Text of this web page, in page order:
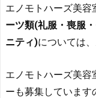
エノモトハーズ美容
ーツ類(礼服・喪服
ニティ)については
エノモトハーズ美容
ーも募集していま